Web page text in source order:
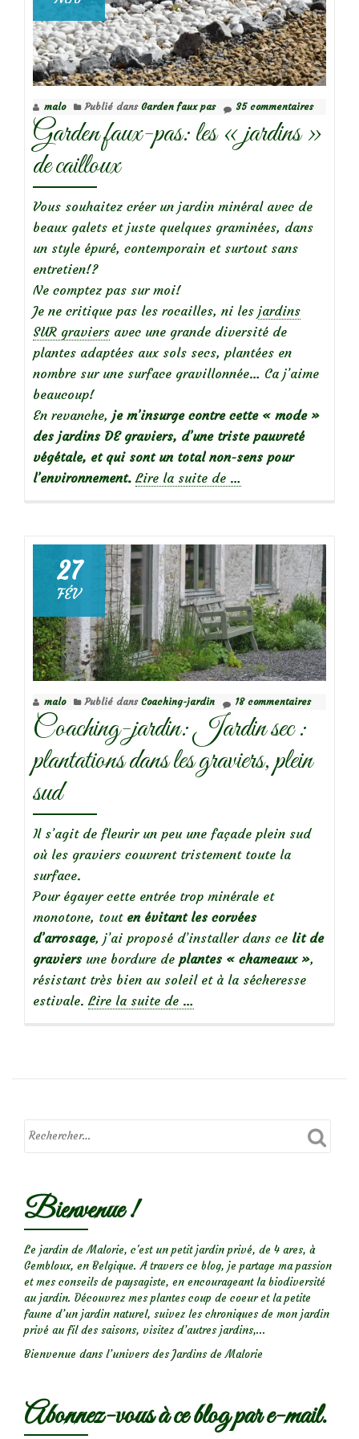
malo Publié dans Garden faux pas 35 commentaires
Garden faux-pas: les « jardins »
de cailloux
Vous souhaitez créer un jardin minéral avec de
beaux galets et juste quelques graminées, dans
un style épuré, contemporain et surtout sans
entretien!?
Ne comptez pas sur moi!
Je ne critique pas les rocailles, ni les jardins
SUR graviers avec une grande diversité de
plantes adaptées aux sols secs, plantées en
nombre sur une surface gravillonnée… Ca j’aime
beaucoup!
En revanche, je m’insurge contre cette « mode »
des jardins DE graviers, d’une triste pauvreté
végétale, et qui sont un total non-sens pour
l’environnement. Lire la suite de
pas:
les
« jardins »
de
cailloux
…
27
FÉV
malo Publié dans Coaching-jardin 18 commentaires
Coaching-jardin: Jardin sec :
plantations dans les graviers, plein
sud
Il s’agit de fleurir un peu une façade plein sud
où les graviers couvrent tristement toute la
surface.
Pour égayer cette entrée trop minérale et
monotone, tout en évitant les corvées
d’arrosage, j’ai proposé d’installer dans ce lit de
graviers une bordure de plantes « chameaux »,
résistant très bien au soleil et à la sécheresse
estivale. Lire la suite de à
Jardin
:
sud
…
Bienvenue !
Le jardin de Malorie, c'est un petit jardin privé, de 4 ares, à
Gembloux, en Belgique. A travers ce blog, je partage ma passion
et mes conseils de paysagiste, en encourageant la biodiversité
au jardin. Découvrez mes plantes coup de coeur et la petite
faune d’un jardin naturel, suivez les chroniques de mon jardin
privé au fil des saisons, visitez d’autres jardins,...
Bienvenue dans l’univers des Jardins de Malorie
Abonnez-vous à ce blog par e-mail.